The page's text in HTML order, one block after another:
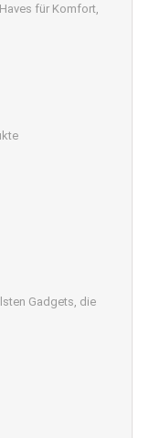
für Komfort,
Gadgets, die